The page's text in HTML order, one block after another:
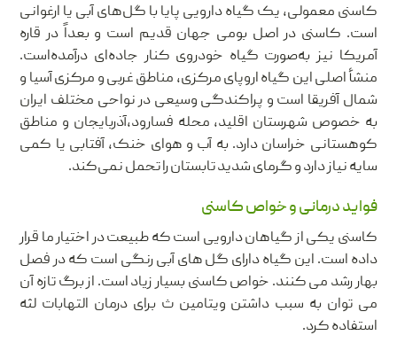
کاسنی معمولی، یک گیاه دارویی پایا با گل‌های آبی یا ارغوانی
است. کاسنی در اصل بومی جهان قدیم است و بعداً در قاره
آمریکا نیز به‌صورت گیاه خودروی کنار جاده‌ای درآمده‌است.
منشأ اصلی این گیاه اروپای مرکزی، مناطق غربی و مرکزی آسیا و
شمال آفریقا است و پراکندگی وسیعی در نواحی مختلف ایران
به خصوص شهرستان اقلید، محله فسارود،آذربایجان و مناطق
کوهستانی خراسان دارد. به آب و هوای خنک، آفتابی یا کمی
سایه نیاز دارد و گرمای شدید تابستان را تحمل نمی‌کند.
فواید درمانی و خواص کاسنی
کاسنی یکی از گیاهان دارویی است که طبیعت در اختیار ما قرار
داده است. این گیاه دارای گل های آبی رنگی است که در فصل
بهار رشد می کنند. خواص کاسنی بسیار زیاد است. از برگ تازه آن
می توان به سبب داشتن ویتامین ث برای درمان التهابات لثه
استفاده کرد.